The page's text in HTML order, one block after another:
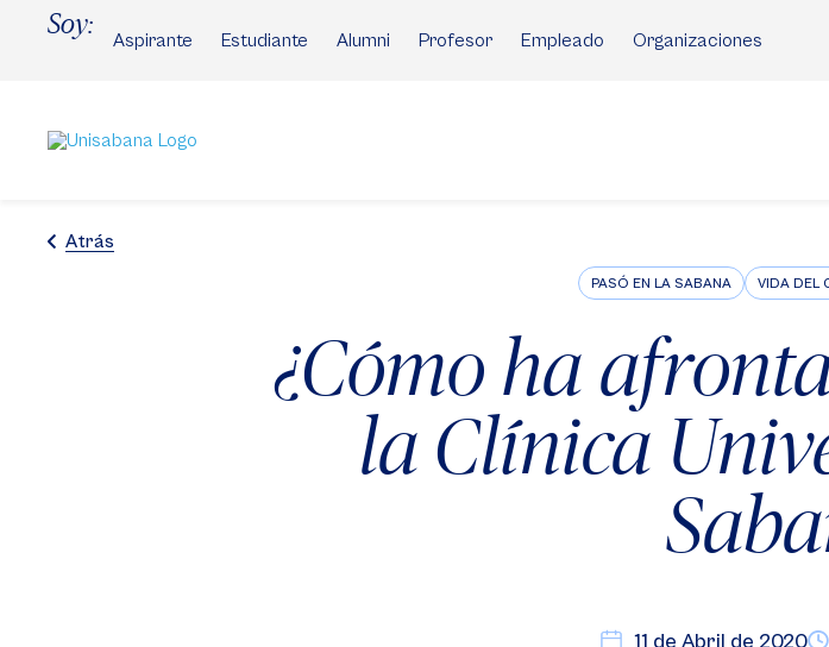
Soy:
Aspirante Estudiante Alumni Profesor Empleado Organizaciones
Atrás
PASÓ EN LA SABANA VIDA DEL
¿Cómo ha
la Clínica
11 de Abril de 2020